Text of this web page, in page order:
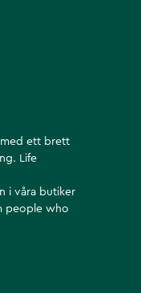
med ett brett
Life
i våra butiker
people who